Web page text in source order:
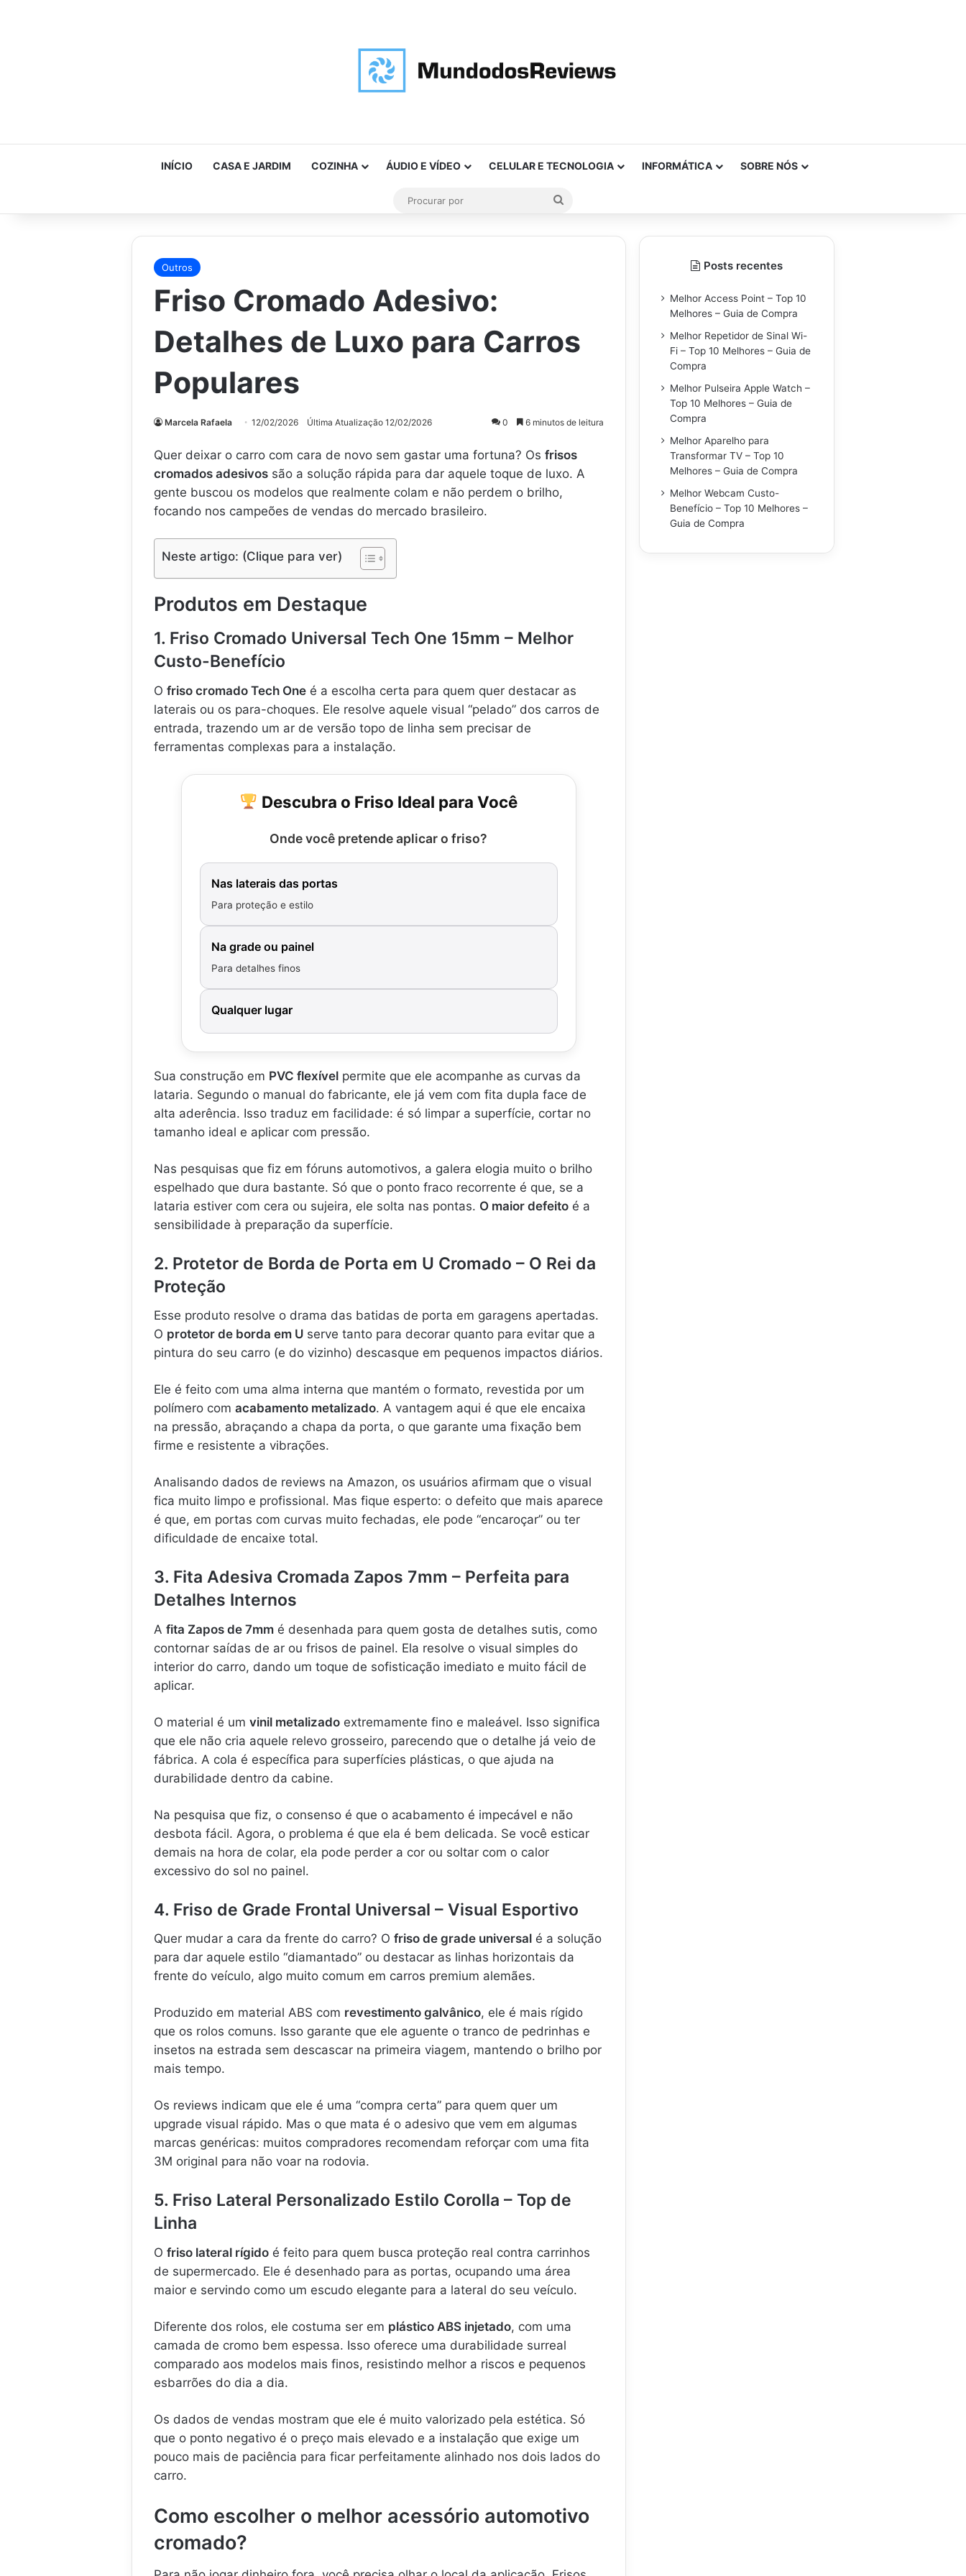
INÍCIO CASA E JARDIM COZINHA ÁUDIO E VÍDEO CELULAR E TECNOLOGIA INFORMÁTICA SOBRE NÓS
Outros
Friso Cromado Adesivo:
Detalhes de Luxo para Carros
Populares
Marcela Rafaela 12/02/2026 Última Atualização 12/02/2026 0 6 minutos de leitura
Quer deixar o carro com cara de novo sem gastar uma fortuna? Os frisos
cromados adesivos são a solução rápida para dar aquele toque de luxo. A
gente buscou os modelos que realmente colam e não perdem o brilho,
focando nos campeões de vendas do mercado brasileiro.
Neste artigo: (Clique para ver)
Produtos em Destaque
1. Friso Cromado Universal Tech One 15mm – Melhor
Custo-Benefício
O friso cromado Tech One é a escolha certa para quem quer destacar as
laterais ou os para-choques. Ele resolve aquele visual “pelado” dos carros de
entrada, trazendo um ar de versão topo de linha sem precisar de
ferramentas complexas para a instalação.
Descubra o Friso Ideal para Você
Onde você pretende aplicar o friso?
Nas laterais das portas
Para proteção e estilo
Na grade ou painel
Para detalhes finos
Qualquer lugar
Sua construção em PVC flexível permite que ele acompanhe as curvas da
lataria. Segundo o manual do fabricante, ele já vem com fita dupla face de
alta aderência. Isso traduz em facilidade: é só limpar a superfície, cortar no
tamanho ideal e aplicar com pressão.
Nas pesquisas que fiz em fóruns automotivos, a galera elogia muito o brilho
espelhado que dura bastante. Só que o ponto fraco recorrente é que, se a
lataria estiver com cera ou sujeira, ele solta nas pontas. O maior defeito é a
sensibilidade à preparação da superfície.
2. Protetor de Borda de Porta em U Cromado – O Rei da
Proteção
Esse produto resolve o drama das batidas de porta em garagens apertadas.
O protetor de borda em U serve tanto para decorar quanto para evitar que a
pintura do seu carro (e do vizinho) descasque em pequenos impactos diários.
Ele é feito com uma alma interna que mantém o formato, revestida por um
polímero com acabamento metalizado. A vantagem aqui é que ele encaixa
na pressão, abraçando a chapa da porta, o que garante uma fixação bem
firme e resistente a vibrações.
Analisando dados de reviews na Amazon, os usuários afirmam que o visual
fica muito limpo e profissional. Mas fique esperto: o defeito que mais aparece
é que, em portas com curvas muito fechadas, ele pode “encaroçar” ou ter
dificuldade de encaixe total.
3. Fita Adesiva Cromada Zapos 7mm – Perfeita para
Detalhes Internos
A fita Zapos de 7mm é desenhada para quem gosta de detalhes sutis, como
contornar saídas de ar ou frisos de painel. Ela resolve o visual simples do
interior do carro, dando um toque de sofisticação imediato e muito fácil de
aplicar.
O material é um vinil metalizado extremamente fino e maleável. Isso significa
que ele não cria aquele relevo grosseiro, parecendo que o detalhe já veio de
fábrica. A cola é específica para superfícies plásticas, o que ajuda na
durabilidade dentro da cabine.
Na pesquisa que fiz, o consenso é que o acabamento é impecável e não
desbota fácil. Agora, o problema é que ela é bem delicada. Se você esticar
demais na hora de colar, ela pode perder a cor ou soltar com o calor
excessivo do sol no painel.
4. Friso de Grade Frontal Universal – Visual Esportivo
Quer mudar a cara da frente do carro? O friso de grade universal é a solução
para dar aquele estilo “diamantado” ou destacar as linhas horizontais da
frente do veículo, algo muito comum em carros premium alemães.
Produzido em material ABS com revestimento galvânico, ele é mais rígido
que os rolos comuns. Isso garante que ele aguente o tranco de pedrinhas e
insetos na estrada sem descascar na primeira viagem, mantendo o brilho por
mais tempo.
Os reviews indicam que ele é uma “compra certa” para quem quer um
upgrade visual rápido. Mas o que mata é o adesivo que vem em algumas
marcas genéricas: muitos compradores recomendam reforçar com uma fita
3M original para não voar na rodovia.
5. Friso Lateral Personalizado Estilo Corolla – Top de
Linha
O friso lateral rígido é feito para quem busca proteção real contra carrinhos
de supermercado. Ele é desenhado para as portas, ocupando uma área
maior e servindo como um escudo elegante para a lateral do seu veículo.
Diferente dos rolos, ele costuma ser em plástico ABS injetado, com uma
camada de cromo bem espessa. Isso oferece uma durabilidade surreal
comparado aos modelos mais finos, resistindo melhor a riscos e pequenos
esbarrões do dia a dia.
Os dados de vendas mostram que ele é muito valorizado pela estética. Só
que o ponto negativo é o preço mais elevado e a instalação que exige um
pouco mais de paciência para ficar perfeitamente alinhado nos dois lados do
carro.
Como escolher o melhor acessório automotivo
cromado?
Posts recentes
Melhor Access Point – Top 10
Melhores – Guia de Compra
Melhor Repetidor de Sinal Wi-
Fi – Top 10 Melhores – Guia de
Compra
Melhor Pulseira Apple Watch –
Top 10 Melhores – Guia de
Compra
Melhor Aparelho para
Transformar TV – Top 10
Melhores – Guia de Compra
Melhor Webcam Custo-
Benefício – Top 10 Melhores –
Guia de Compra